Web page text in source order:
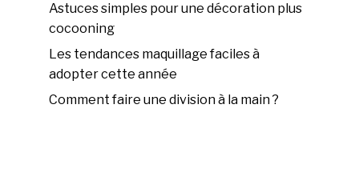
Astuces simples pour une décoration plus
cocooning
Les tendances maquillage faciles à
adopter cette année
Comment faire une division à la main ?